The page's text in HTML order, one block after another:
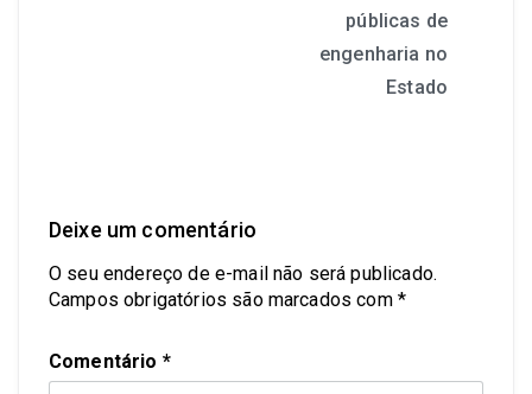
públicas de
engenharia no
Estado
Deixe um comentário
O seu endereço de e-mail não será publicado.
Campos obrigatórios são marcados com *
Comentário *